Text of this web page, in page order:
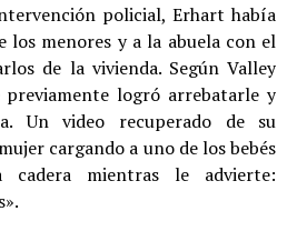
policial, Erhart había
los menores y a la abuela con el
de la vivienda. Según Valley
previamente logró arrebatarle y
Un video recuperado de su
cargando a uno de los bebés
mientras le advierte: